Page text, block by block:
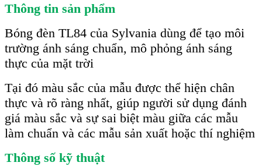
Thông tin sản phẩm
Bóng đèn TL84 của Sylvania dùng để tạo môi
trường ánh sáng chuẩn, mô phỏng ánh sáng
thực của mặt trời
Tại đó màu sắc của mẫu được thể hiện chân
thực và rõ ràng nhất, giúp người sử dụng đánh
giá màu sắc và sự sai biệt màu giữa các mẫu
làm chuẩn và các mẫu sản xuất hoặc thí nghiệm
Thông số kỹ thuật